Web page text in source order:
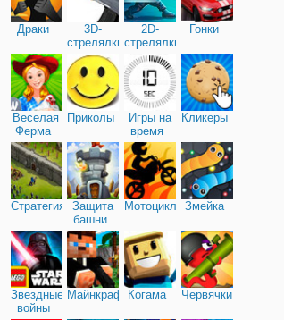
Драки
3D-
стрелялки
2D-
стрелялки
Гонки
Веселая
Ферма
Приколы
Игры на
время
Кликеры
Стратегия
Защита
башни
МотоциклыЗмейка
Звездные
войны
МайнкрафтКогама Червячки